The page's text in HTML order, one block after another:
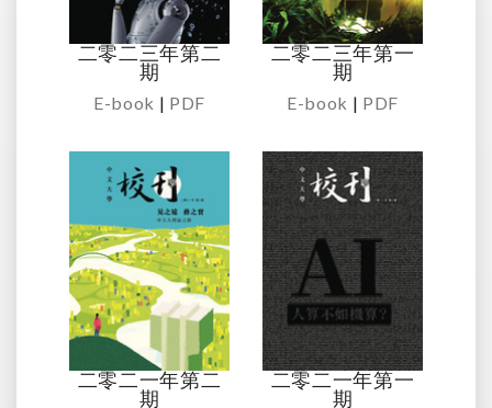
二零二三年第二
期
E-book | PDF
二零二三年第一
期
E-book | PDF
二零二一年第二
期
二零二一年第一
期